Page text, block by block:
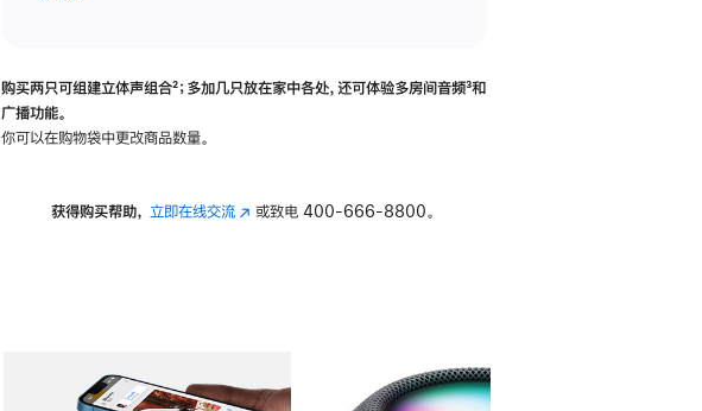
购买两只可组建立体声组合脚
²；多加几只放在家中各处，还可体验多‍房‍间音频脚
³和
广播功能。
你可以在购物袋中更改商品数量。
获得购买帮助， 立即在线交流(在 或致电 400-666-8800。